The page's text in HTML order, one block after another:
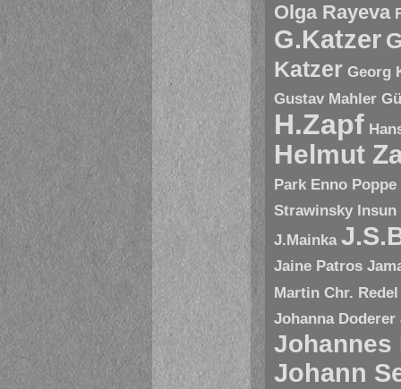
Olga Rayeva
G.Katzer
Katzer Georg
Gustav Mahler
H.Zapf
Helmut
Park Enno Poppe
Strawinsky
J.Mainka
Jaine Patros
Martin Chr. Redel
Johanna Doderer
Johannes
Johann